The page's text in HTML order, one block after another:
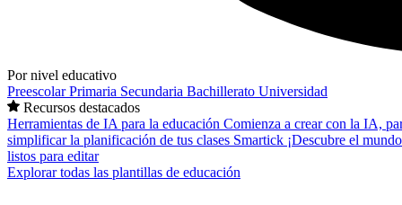
Por nivel educativo
PreescolarPrimaria Secundaria Bachillerato Universidad
Recursos destacados
Herramientas de IA para la educación Comienza a crear con la IA,
simplificar la planificación de tus clases Smartick ¡Descubre el
listos para editar
Explorar todas las plantillas de educación